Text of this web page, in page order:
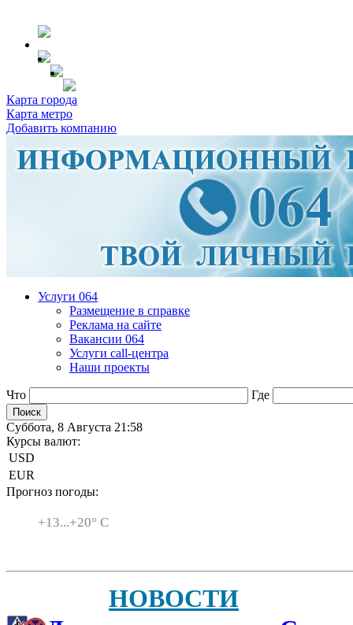
Карта города
Карта метро
Добавить компанию
Услуги 064
Размещение в справке
Реклама на сайте
Вакансии 064
Услуги call-центра
Наши проекты
Что Где
Суббота, 8 Августа 21:58
Курсы валют:
USD
EUR
Прогноз погоды:
+13...+20° C
НОВОСТИ